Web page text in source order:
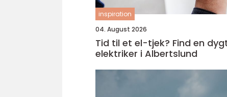
inspiration
04. August 2026
Tid til et el-tjek? Find en
elektriker i Albertslund